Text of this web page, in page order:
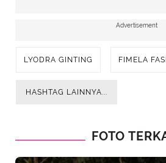
Advertisement
LYODRA GINTING FIMELA
HASHTAG LAINNYA...
FOTO